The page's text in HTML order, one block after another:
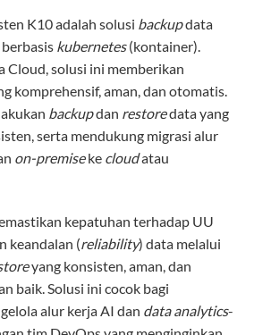
K10 adalah solusi backupdata
kubernetes(kontainer).
Cloud, solusi ini memberikan
komprehensif, aman, dan otomatis.
backupdan restoredata yang
serta mendukung migrasi alur
on-premiseke cloudatau
kepatuhan terhadap UU
keandalan (reliability) data melalui
yang konsisten, aman, dan
baik. Solusi ini cocok bagi
alur kerja AI dan data analytics-